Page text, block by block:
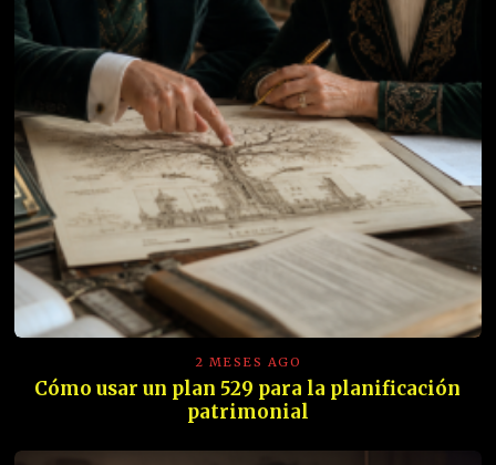
2 MESES AGO
Cómo usar un plan 529 para la planificación
patrimonial